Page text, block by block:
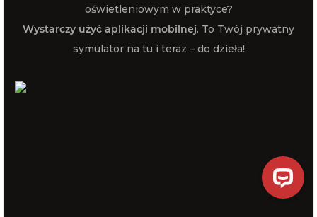
oświetleniowym w praktyce?
Wystarczy użyć aplikacji mobilnej. To Twój prywatny
symulator na tu i teraz – do dzieła!
oświetleniowym w praktyce?
Wystarczy użyć aplikacji mobilnej. To Twój prywatny
symulator na tu i teraz – do dzieła!
oświetleniowym w praktyce?
Wystarczy użyć aplikacji mobilnej. To Twój prywatny
symulator na tu i teraz – do dzieła!